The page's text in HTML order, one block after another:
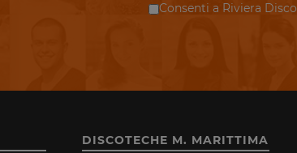
Consenti a Riviera
DISCOTECHE M. MARITTIMA